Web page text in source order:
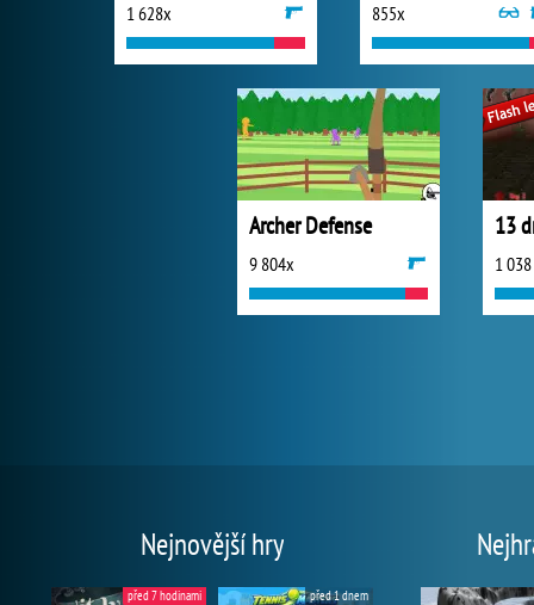
1 628x 855x
Archer Defense
9 804x
13
1
Nejnovější hry
před 7 hodinami před 1 dnem